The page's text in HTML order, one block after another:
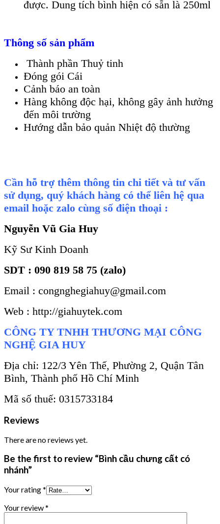
được. Dung tích bình hiện có sẵn là 250ml
Thông số sản phẩm
Thành phần Thuỷ tinh
Đóng gói Cái
Cảnh báo an toàn
Hàng không độc hại, không gây ảnh hưởng
đến môi trường
Hướng dẫn bảo quản Nhiệt độ thường
Cần hỗ trợ thêm thông tin chi tiết và tư vấn
sử dụng, quý khách hàng có thể liên hệ qua
email hoặc zalo cùng số điện thoại :
Nguyễn Vũ Gia Huy
Kỹ Sư Kinh Doanh
SDT : 090 819 58 75 (zalo)
Email : congnghegiahuy@gmail.com
Web : http://giahuytek.com
CÔNG TY TNHH THƯƠNG MẠI CÔNG
NGHỆ GIA HUY
Địa chỉ: 122/3 Yên Thế, Phường 2, Quận Tân
Bình, Thành phố Hồ Chí Minh
Mã số thuế: 0315733184
Reviews
There are no reviews yet.
Be the first to review “Bình cầu chưng cất có
nhánh”
Your rating*
Your review*